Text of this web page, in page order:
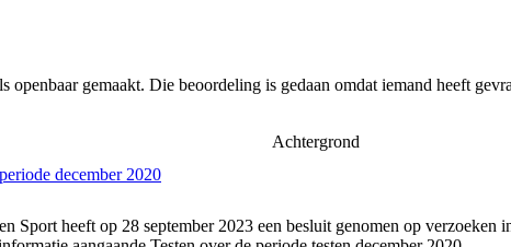
gemaakt. Die beoordeling is gedaan omdat iemand heeft
Achtergrond
december 2020
Sport heeft op 28 september 2023 een besluit genomen op